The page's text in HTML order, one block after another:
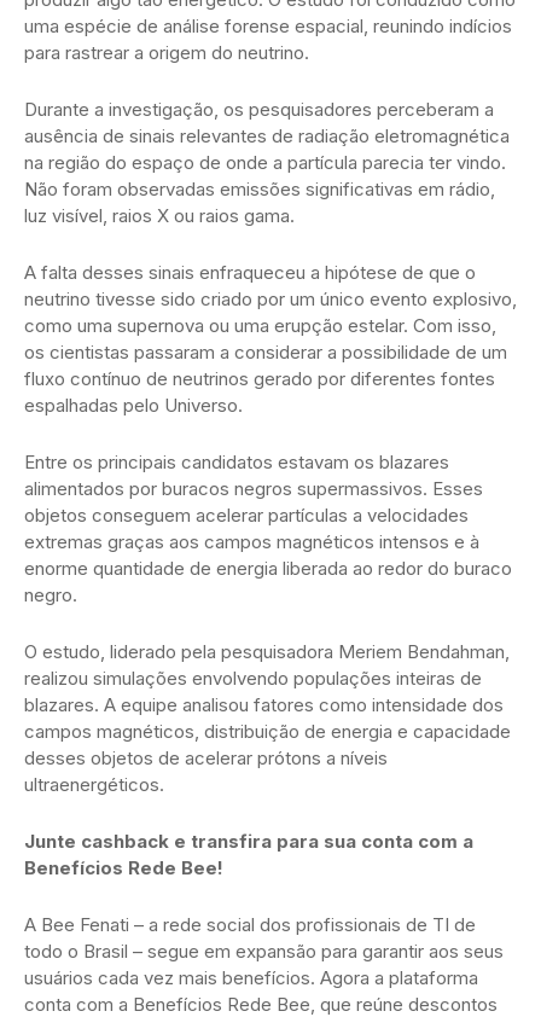
uma espécie de análise forense espacial, reunindo indícios
para rastrear a origem do neutrino.
Durante a investigação, os pesquisadores perceberam a
ausência de sinais relevantes de radiação eletromagnética
na região do espaço de onde a partícula parecia ter vindo.
Não foram observadas emissões significativas em rádio,
luz visível, raios X ou raios gama.
A falta desses sinais enfraqueceu a hipótese de que o
neutrino tivesse sido criado por um único evento explosivo,
como uma supernova ou uma erupção estelar. Com isso,
os cientistas passaram a considerar a possibilidade de um
fluxo contínuo de neutrinos gerado por diferentes fontes
espalhadas pelo Universo.
Entre os principais candidatos estavam os blazares
alimentados por buracos negros supermassivos. Esses
objetos conseguem acelerar partículas a velocidades
extremas graças aos campos magnéticos intensos e à
enorme quantidade de energia liberada ao redor do buraco
negro.
O estudo, liderado pela pesquisadora Meriem Bendahman,
realizou simulações envolvendo populações inteiras de
blazares. A equipe analisou fatores como intensidade dos
campos magnéticos, distribuição de energia e capacidade
desses objetos de acelerar prótons a níveis
ultraenergéticos.
Junte cashback e transfira para sua conta com a
Benefícios Rede Bee!
A Bee Fenati – a rede social dos profissionais de TI de
todo o Brasil – segue em expansão para garantir aos seus
usuários cada vez mais benefícios. Agora a plataforma
conta com a Benefícios Rede Bee, que reúne descontos